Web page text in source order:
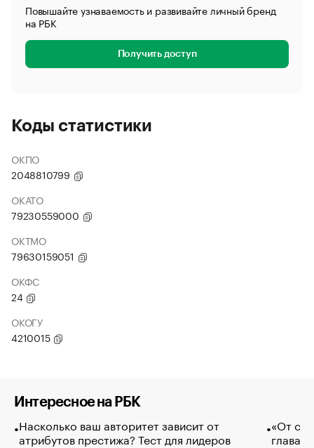
Повышайте узнаваемость и развивайте личный бренд
на РБК
Получить доступ
Коды статистики
ОКПО
2048810799
ОКАТО
79230559000
ОКТМО
79630159051
ОКФС
24
ОКОГУ
4210015
Интересное на РБК
Насколько ваш авторитет зависит от
атрибутов престижа? Тест для лидеров
«От
глава